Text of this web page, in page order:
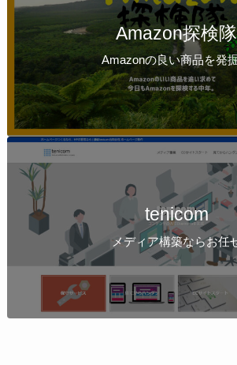
Amazon探検隊
Amazonの良い商品を発
tenicom
メディア構築ならお任